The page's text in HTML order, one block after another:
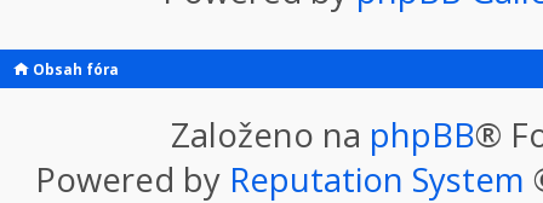
Obsah fóra
Založeno na phpBB®
Powered by Reputation System